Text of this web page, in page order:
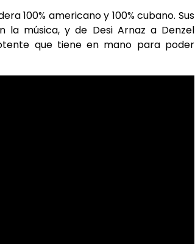
100% americano y 100% cubano. Sus
la música, y de Desi Arnaz a Denzel
que tiene en mano para poder